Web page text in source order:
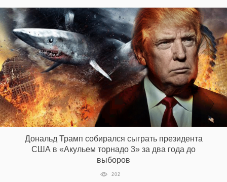
Дональд Трамп собирался сыграть президента
США в «Акульем торнадо 3» за два года до
выборов
202